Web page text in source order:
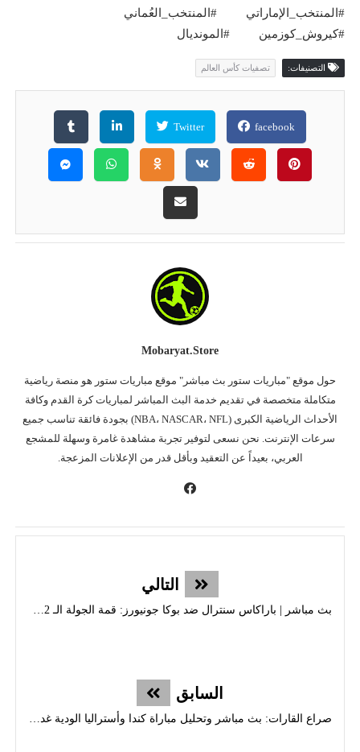
#المنتخب_الإماراتي
#المنتخب_العُماني
#كيروش_كوزمين
#المونديال
التصنيفات: تصفيات كأس العالم
facebook
Twitter
Mobaryat.store
حول موقع "مباريات ستور بث مباشر" موقع مباريات ستور هو منصة رياضية
متكاملة متخصصة في تقديم خدمة البث المباشر لمباريات كرة القدم وكافة
الأحداث الرياضية الكبرى (NBA، NASCAR، NFL) بجودة فائقة تناسب جميع
سرعات الإنترنت. نحن نسعى لتوفير تجربة مشاهدة غامرة وسهلة للمشجع
العربي، بعيداً عن التعقيد وبأقل قدر من الإعلانات المزعجة.
التالي
بث مباشر | باراكاس سنترال ضد بوكا جونيورز: قمة الجولة الـ 12 من الدوري الأرجنتيني (تحليل حصري)
السابق
صراع القارات: بث مباشر وتحليل مباراة كندا وأستراليا الودية غداً فجراً (موعد وتشكيل)